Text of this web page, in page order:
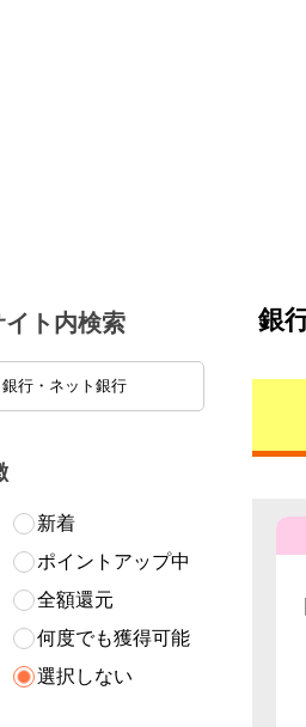
イト内検索
新着
ポイントアップ中
全額還元
何度でも獲得可能
選択しない
銀